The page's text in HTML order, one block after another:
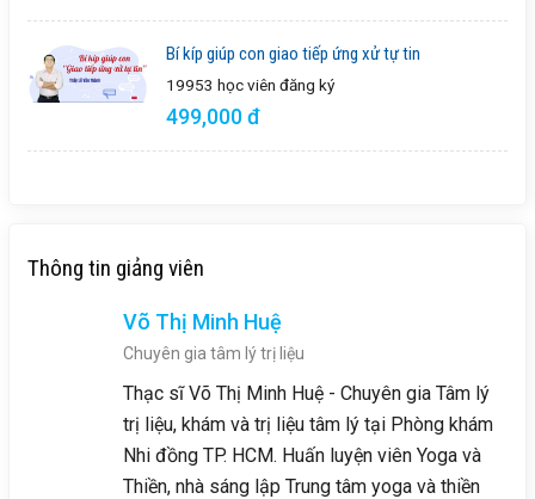
Bí kíp giúp con giao tiếp ứng xử tự tin
19953 học viên đăng ký
499,000 đ
Thông tin giảng viên
Võ Thị Minh Huệ
Chuyên gia tâm lý trị liệu
Thạc sĩ Võ Thị Minh Huệ - Chuyên gia Tâm lý
trị liệu, khám và trị liệu tâm lý tại Phòng khám
Nhi đồng TP. HCM. Huấn luyện viên Yoga và
Thiền, nhà sáng lập Trung tâm yoga và thiền